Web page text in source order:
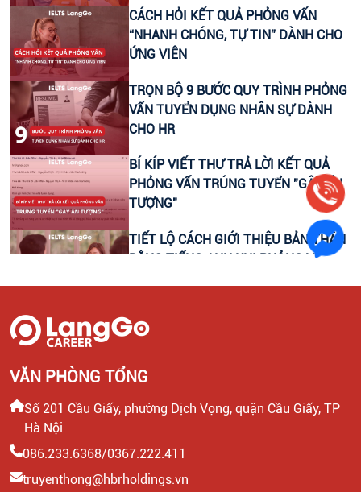
CHUYÊN VIÊN TƯ VẤN GIÁO DỤC (THU NHẬP UPTO
30 TRIỆU)
LEADER SALE/ TRƯỞNG NHÓM KINH DOANH/ TƯ
VẤN TUYỂN SINH
CTV KIỂM TRA NĂNG LỰC TIẾNG ANH ĐẦU VÀO CHO
HỌC VIÊN
HEADTEACHER MẢNG TIẾNG ANH TRẺ EM
CÁCH HỎI KẾT QUẢ PHỎNG VẤN
“NHANH CHÓNG, TỰ TIN” DÀNH CHO
ỨNG VIÊN
TRỌN BỘ 9 BƯỚC QUY TRÌNH PHỎNG
VẤN TUYỂN DỤNG NHÂN SỰ DÀNH
CHO HR
BÍ KÍP VIẾT THƯ TRẢ LỜI KẾT QUẢ
PHỎNG VẤN TRÚNG TUYỂN "GÂY ẤN
TƯỢNG"
TIẾT LỘ CÁCH GIỚI THIỆU BẢN THÂN
BẰNG TIẾNG ANH KHI PHỎNG VẤN
THU HÚT ỨNG VIÊN GIỎI DÀNH CHO
"TẠO ẤN TƯỢNG" VỚI NHÀ TUYỂN
THÂN KHI PHỎNG VẤN GHI ĐIỂM
VĂN PHÒNG TỔNG
Số 201 Cầu Giấy, phường Dịch Vọng, quận Cầu Giấy, TP
Hà Nội
086.233.6368/0367.222.411
truyenthong@hbrholdings.vn